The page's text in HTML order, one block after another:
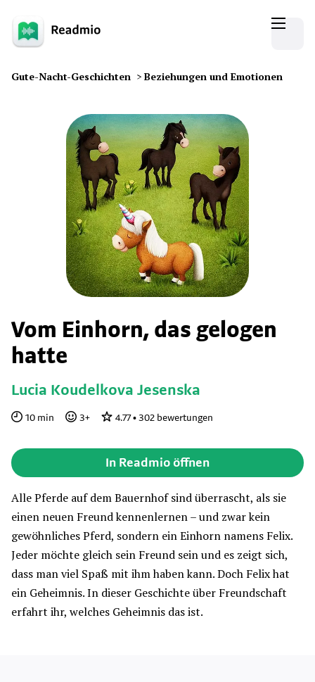
Gute-Nacht-Geschichten > Beziehungen und Emotionen
Vom Einhorn, das gelogen
hatte
Lucia Koudelkova Jesenska
10 min 3+ 4.77• 302 bewertungen
In Readmio öffnen
Alle Pferde auf dem Bauernhof sind überrascht, als sie
einen neuen Freund kennenlernen – und zwar kein
gewöhnliches Pferd, sondern ein Einhorn namens Felix.
Jeder möchte gleich sein Freund sein und es zeigt sich,
dass man viel Spaß mit ihm haben kann. Doch Felix hat
ein Geheimnis. In dieser Geschichte über Freundschaft
erfahrt ihr, welches Geheimnis das ist.